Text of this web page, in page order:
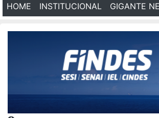
HOME (CURRENT)
INSTITUCIONAL GIGANTE